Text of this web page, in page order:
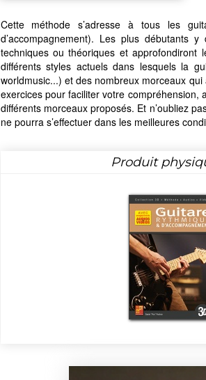
Cette méthode s’adresse à tous les
d’accompagnement). Les plus débutants
techniques ou théoriques et approfondiront
différents styles actuels dans lesquels la
worldmusic...) et des nombreux morceaux
exercices pour faciliter votre
différents morceaux proposés. Et n’oubliez
ne pourra s’effectuer dans les meilleures
Produit